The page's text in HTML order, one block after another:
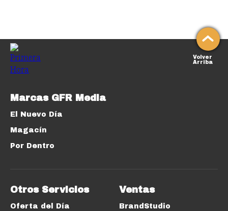
Volver
Arriba
Marcas GFR Media
El Nuevo Día
Magacín
Por Dentro
Otros Servicios
Oferta del Día
Ventas
BrandStudio